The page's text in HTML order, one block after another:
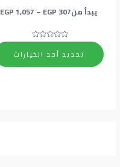
يبدأ من EGP 307
–
EGP1,057
التقييم
0
تحديد أحد الخيارات